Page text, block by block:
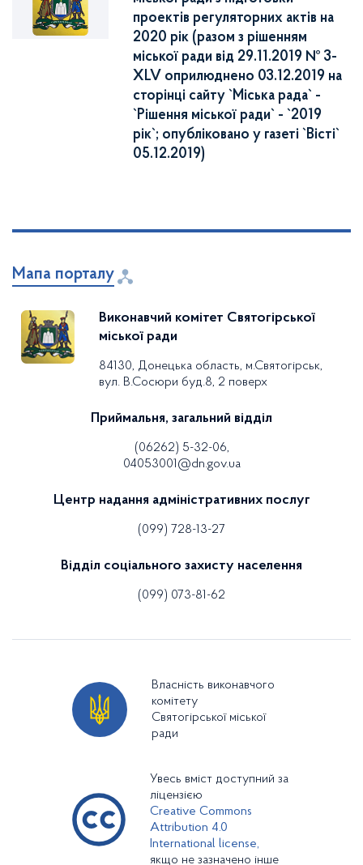
проектів регуляторних актів на
2020 рік (разом з рішенням
міської ради від 29.11.2019 № 3-
XLV оприлюднено 03.12.2019 на
сторінці сайту `Міська рада` -
`Рішення міської ради` - `2019
рік`; опубліковано у газеті `Вісті`
05.12.2019)
Мапа порталу
Виконавчий комітет Святогірської
міської ради
84130, Донецька область, м.Святогірськ,
вул. В.Сосюри буд.8, 2 поверх
Приймальня, загальний відділ
(06262) 5-32-06,
04053001@dn.gov.ua
Центр надання адміністративних послуг
(099) 728-13-27
Відділ соціального захисту населення
(099) 073-81-62
Власність виконавчого
комітету
Святогірської міської
ради
Увесь вміст доступний за
ліцензією
Creative Commons
Attribution 4.0
International license,
якщо не зазначено інше